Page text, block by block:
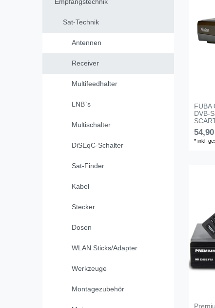
Empfangstechnik
Sat-Technik
Antennen
Receiver
Multifeedhalter
LNB`s
Multischalter
DiSEqC-Schalter
Sat-Finder
Kabel
Stecker
Dosen
WLAN Sticks/Adapter
Werkzeuge
Montagezubehör
FUBA
DVB-
*inkl.